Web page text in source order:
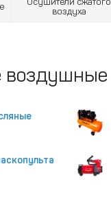
воздуха
воздушные